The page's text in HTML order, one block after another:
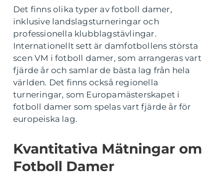
Det finns olika typer av fotboll damer,
inklusive landslagsturneringar och
professionella klubblagstävlingar.
Internationellt sett är damfotbollens största
scen VM i fotboll damer, som arrangeras vart
fjärde år och samlar de bästa lag från hela
världen. Det finns också regionella
turneringar, som Europamästerskapet i
fotboll damer som spelas vart fjärde år för
europeiska lag.
Kvantitativa Mätningar om
Fotboll Damer